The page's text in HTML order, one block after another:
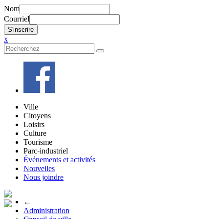
Nom
Courriel
x
Ville
Citoyens
Loisirs
Culture
Tourisme
Parc-industriel
Événements et activités
Nouvelles
Nous joindre
←
Administration